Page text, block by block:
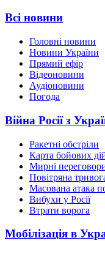
Всі новини
Головні новини
Новини України
Прямий ефір
Відеоновини
Аудіоновини
Погода
Війна Росії з
Ракетні обстріли
Карта бойових
Мирні
Повітряна
Масована атака
Вибухи у Росії
Втрати ворога
Мобілізація в